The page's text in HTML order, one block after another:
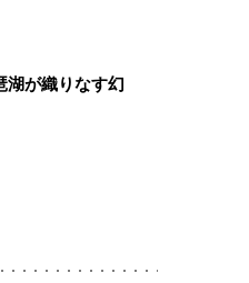
湖が織りなす幻